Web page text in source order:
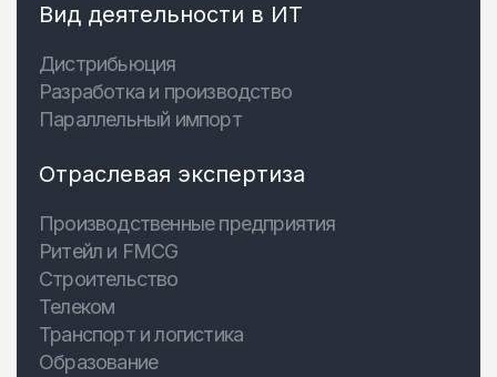
Вид деятельности в ИТ
Дистрибьюция
Разработка и производство
Параллельный импорт
Отраслевая экспертиза
Производственные предприятия
Ритейл и FMCG
Строительство
Телеком
Транспорт и логистика
Образование